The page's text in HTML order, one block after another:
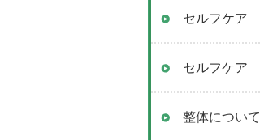
セルフケア
セルフケア
整体について